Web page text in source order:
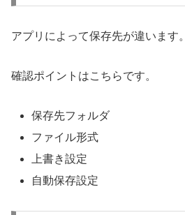
アプリによって保存先が違います。
確認ポイントはこちらです。
保存先フォルダ
ファイル形式
上書き設定
自動保存設定